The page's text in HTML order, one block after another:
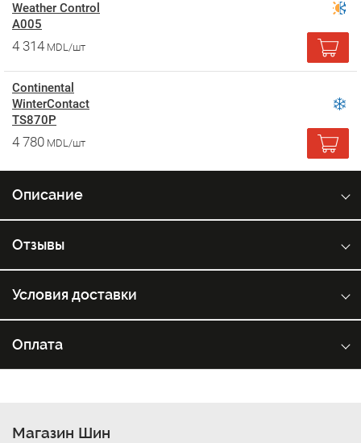
Weather Control
A005
4 314 MDL/шт
Continental
WinterContact
TS870P
4 780 MDL/шт
Описание
Отзывы
Условия доставки
Оплата
Магазин Шин